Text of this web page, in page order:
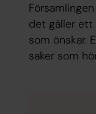
det gäller ett
som önskar.
saker som